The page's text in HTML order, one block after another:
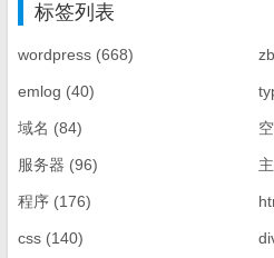
标签列表
wordpress (668)
emlog (40)
域名 (84)
服务器 (96)
程序 (176)
css (140)